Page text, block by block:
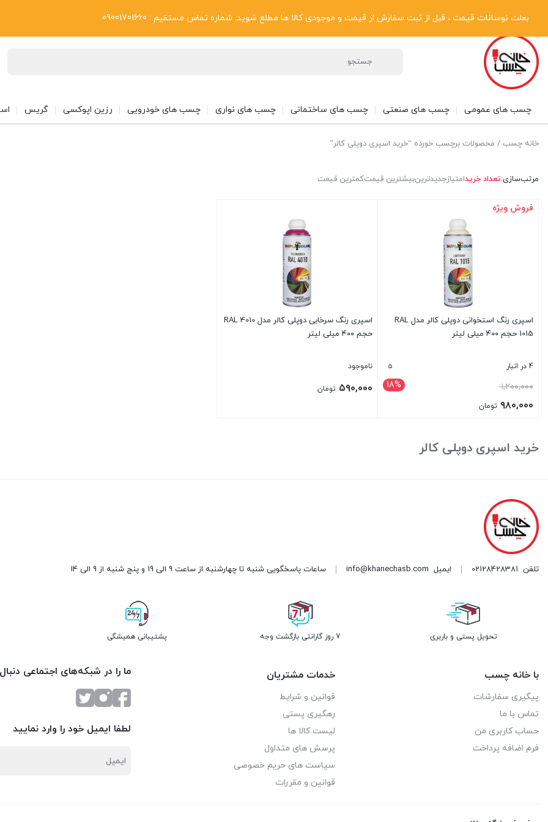
بعلت نوسانات قیمت ، قبل از ثبت سفارش از قیمت و موجودی کالا ها مطلع شوید. شماره تماس مستقیم : 09001701660
پیگیری سفارشات دریافت فاکتور رسمی تماس با ما درباره ما بلاگ
چسب های عمومی چسب های صنعتی چسب های ساختمانی چسب های نواری چسب های خودرویی رزین اپوکسی گریس
خانه چسب / محصولات برچسب خورده “خرید اسپری دوپلی کالر”
مرتب‌سازی:تعداد خریدامتیازجدیدترینبیشترین قیمتکمترین قیمت
فروش ویژه
اسپری رنگ استخوانی دوپلی کالر مدل RAL
1015 حجم ۴۰۰ میلی لیتر
4 در انبار 5
18% ۱,۲۰۰,۰۰۰قیمت
اصلی: ۹۸۰,۰۰۰ تومان
۹۸۰,۰۰۰ تومان.
اسپری رنگ سرخابی دوپلی کالر مدل RAL 4010
حجم ۴۰۰ میلی لیتر
ناموجود
۵۹۰,۰۰۰ تومان
خرید اسپری دوپلی کالر
تلفن 02128428381 ایمیل info@khanechasb.com ساعات پاسخگویی شنبه تا چهارشنبه از ساعت 9 الی 19 و پنج شنبه از 9 الی 14
تحویل پستی و باربری 7 روز گارانتی بازگشت وجه پشتیبانی همیشگی
با خانه چسب
پیگیری سفارشات
تماس با ما
حساب کاربری من
فرم اضافه پرداخت
خدمات مشتریان
قوانین و شرایط
رهگیری پستی
لیست کالا ها
پرسش های متداول
سیاست های حریم خصوصی
قوانین و مقررات
ما را در شبکه‌های اجتماعی
لطفا ایمیل خود را وارد نمایید